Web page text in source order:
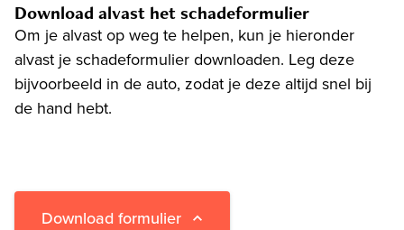
Download alvast het schadeformulier
Om je alvast op weg te helpen, kun je hieronder
alvast je schadeformulier downloaden. Leg deze
bijvoorbeeld in de auto, zodat je deze altijd snel bij
de hand hebt.
Download formulier